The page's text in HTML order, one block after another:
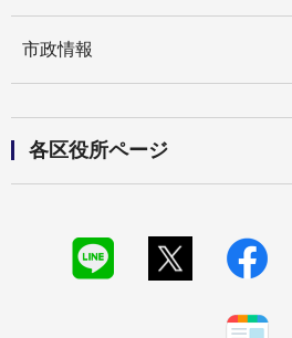
市政情報
各区役所ページ